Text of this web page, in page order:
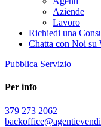
Aziende
Lavoro
Richiedi una
Chatta con Noi su
Pubblica Servizio
Per info
379 273 2062